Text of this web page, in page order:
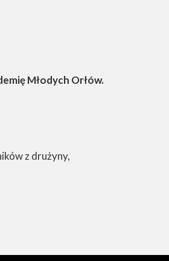
Młodych Orłów.
z drużyny,